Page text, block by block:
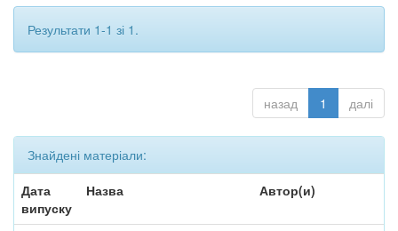
Результати 1-1 зі 1.
назад 1 далі
Знайдені матеріали:
Дата
випуску
Назва Автор(и)